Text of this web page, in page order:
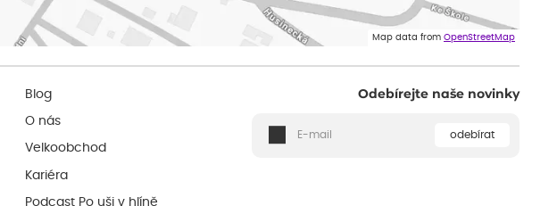
Map data from OpenStreetMap
Blog
O nás
Velkoobchod
Kariéra
Podcast Po uši v hlíně
Odebírejte naše novinky
odebírat